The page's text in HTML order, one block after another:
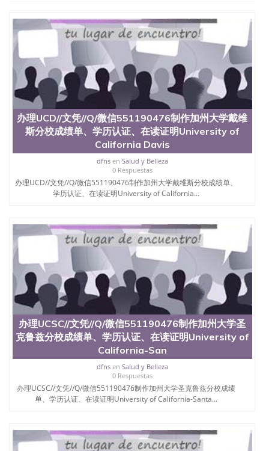
办理UCD//文凭//Q/微信551190476制作加州大学戴维
斯分校成绩单、学历认证、在读证明University of
California Davis
dfnsen Salud y Belleza
0 Respuestas
办理UCD//文凭//Q/微信551190476制作加州大学戴维斯分校成绩单、
学历认证、在读证明University of California...
办理UCSC//文凭//Q/微信551190476制作加州大学圣
克鲁兹分校成绩单、学历认证、在读证明University of
California-San
dfnsen Salud y Belleza
0 Respuestas
办理UCSC//文凭//Q/微信551190476制作加州大学圣克鲁兹分校成绩
单、学历认证、在读证明University of California-Santa...